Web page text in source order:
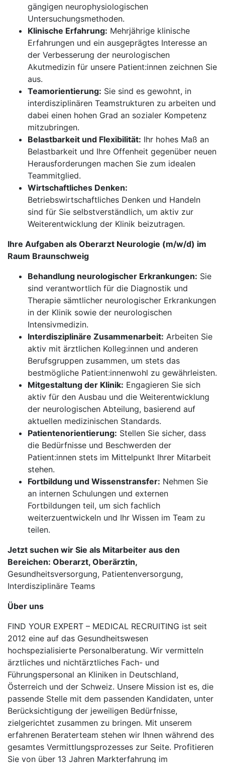
gängigen neurophysiologischen
Untersuchungsmethoden.
Klinische Erfahrung: Mehrjährige klinische
Erfahrungen und ein ausgeprägtes Interesse an
der Verbesserung der neurologischen
Akutmedizin für unsere Patient:innen zeichnen Sie
aus.
Teamorientierung: Sie sind es gewohnt, in
interdisziplinären Teamstrukturen zu arbeiten und
dabei einen hohen Grad an sozialer Kompetenz
mitzubringen.
Belastbarkeit und Flexibilität: Ihr hohes Maß an
Belastbarkeit und Ihre Offenheit gegenüber neuen
Herausforderungen machen Sie zum idealen
Teammitglied.
Wirtschaftliches Denken:
Betriebswirtschaftliches Denken und Handeln
sind für Sie selbstverständlich, um aktiv zur
Weiterentwicklung der Klinik beizutragen.
Ihre Aufgaben als Oberarzt Neurologie (m/w/d) im
Raum Braunschweig
Behandlung neurologischer Erkrankungen: Sie
sind verantwortlich für die Diagnostik und
Therapie sämtlicher neurologischer Erkrankungen
in der Klinik sowie der neurologischen
Intensivmedizin.
Interdisziplinäre Zusammenarbeit: Arbeiten Sie
aktiv mit ärztlichen Kolleg:innen und anderen
Berufsgruppen zusammen, um stets das
bestmögliche Patient:innenwohl zu gewährleisten.
Mitgestaltung der Klinik: Engagieren Sie sich
aktiv für den Ausbau und die Weiterentwicklung
der neurologischen Abteilung, basierend auf
aktuellen medizinischen Standards.
Patientenorientierung: Stellen Sie sicher, dass
die Bedürfnisse und Beschwerden der
Patient:innen stets im Mittelpunkt Ihrer Mitarbeit
stehen.
Fortbildung und Wissenstransfer: Nehmen Sie
an internen Schulungen und externen
Fortbildungen teil, um sich fachlich
weiterzuentwickeln und Ihr Wissen im Team zu
teilen.
Jetzt suchen wir Sie als Mitarbeiter aus den
Bereichen: Oberarzt, Oberärztin,
Gesundheitsversorgung, Patientenversorgung,
Interdisziplinäre Teams
Über uns
FIND YOUR EXPERT – MEDICAL RECRUITING ist seit
2012 eine auf das Gesundheitswesen
hochspezialisierte Personalberatung. Wir vermitteln
ärztliches und nichtärztliches Fach- und
Führungspersonal an Kliniken in Deutschland,
Österreich und der Schweiz. Unsere Mission ist es, die
passende Stelle mit dem passenden Kandidaten, unter
Berücksichtigung der jeweiligen Bedürfnisse,
zielgerichtet zusammen zu bringen. Mit unserem
erfahrenen Beraterteam stehen wir Ihnen während des
gesamtes Vermittlungsprozesses zur Seite. Profitieren
Sie von über 13 Jahren Markterfahrung im